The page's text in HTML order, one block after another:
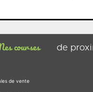
courses de
de vente